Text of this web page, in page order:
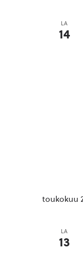
LA
14
toukokuu
LA
13